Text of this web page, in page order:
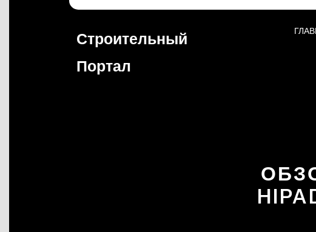
Строительный
Портал